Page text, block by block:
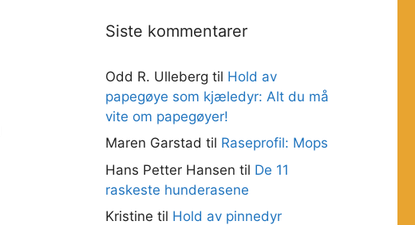
Siste kommentarer
Odd R. Ulleberg til Hold av
papegøye som kjæledyr: Alt du må
vite om papegøyer!
Maren Garstad til Raseprofil: Mops
Hans Petter Hansen til De 11
raskeste hunderasene
Kristine til Hold av pinnedyr